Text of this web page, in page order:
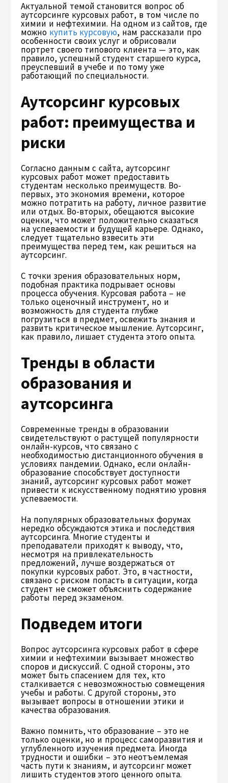
Актуальной темой становится вопрос об
аутсорсинге курсовых работ, в том числе по
химии и нефтехимии. На одном из сайтов, где
можно купить курсовую, нам рассказали про
особенности своих услуг и обрисовали
портрет своего типового клиента — это, как
правило, успешный студент старшего курса,
преуспевший в учебе и по тому уже
работающий по специальности.
Аутсорсинг курсовых
работ: преимущества и
риски
Согласно данным с сайта, аутсорсинг
курсовых работ может предоставить
студентам несколько преимуществ. Во-
первых, это экономия времени, которое
можно потратить на работу, личное развитие
или отдых. Во-вторых, обещаются высокие
оценки, что может положительно сказаться
на успеваемости и будущей карьере. Однако,
следует тщательно взвесить эти
преимущества перед тем, как решиться на
аутсорсинг.
С точки зрения образовательных норм,
подобная практика подрывает основы
процесса обучения. Курсовая работа – не
только оценочный инструмент, но и
возможность для студента глубже
погрузиться в предмет, освежить знания и
развить критическое мышление. Аутсорсинг,
как правило, лишает студента этого опыта.
Тренды в области
образования и
аутсорсинга
Современные тренды в образовании
свидетельствуют о растущей популярности
онлайн-курсов, что связано с
необходимостью дистанционного обучения в
условиях пандемии. Однако, если онлайн-
образование способствует доступности
знаний, аутсорсинг курсовых работ может
привести к искусственному поднятию уровня
успеваемости.
На популярных образовательных форумах
нередко обсуждаются этика и последствия
аутсорсинга. Многие студенты и
преподаватели приходят к выводу, что,
несмотря на привлекательность
предложений, лучше воздержаться от
покупки курсовых работ. Это, в частности,
связано с риском попасть в ситуации, когда
студент не сможет объяснить содержание
работы перед экзаменом.
Подведем итоги
Вопрос аутсорсинга курсовых работ в сфере
химии и нефтехимии вызывает множество
споров и дискуссий. С одной стороны, это
может быть спасением для тех, кто
сталкивается с невозможностью совмещения
учебы и работы. С другой стороны, это
вызывает вопросы в отношении этики и
качества образования.
Важно помнить, что образование – это не
только оценки, но и процесс саморазвития и
углубленного изучения предмета. Иногда
трудности и ошибки – это неотъемлемая
часть пути к знаниям, и аутсорсинг может
лишить студентов этого ценного опыта.